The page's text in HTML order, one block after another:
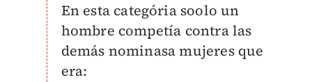
En esta categória soolo un
hombre competía contra las
demás nominasa mujeres que
era: